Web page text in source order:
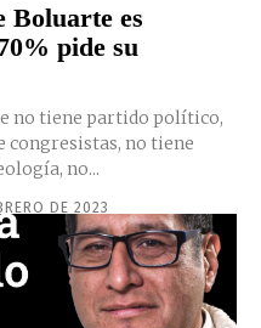
Boluarte es
pide su
congresistas, no tiene
no...
DE 2023